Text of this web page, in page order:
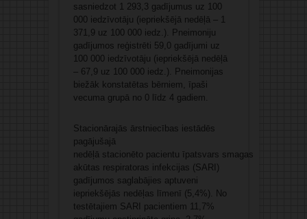
sasniedzot 1 293,3 gadījumus uz 100
000 iedzīvotāju (iepriekšējā nedēļā – 1
371,9 uz 100 000 iedz.). Pneimoniju
gadījumos reģistrēti 59,0 gadījumi uz
100 000 iedzīvotāju (iepriekšējā nedēļā
– 67,9 uz 100 000 iedz.). Pneimonijas
biežāk konstatētas bērniem, īpaši
vecuma grupā no 0 līdz 4 gadiem.
Stacionārajās ārstniecības iestādēs
pagājušajā
nedēļā stacionēto pacientu īpatsvars smagas
akūtas respiratoras infekcijas (SARI)
gadījumos saglabājies aptuveni
iepriekšējās nedēļas līmenī (5,4%). No
testētajiem SARI pacientiem 11,7%